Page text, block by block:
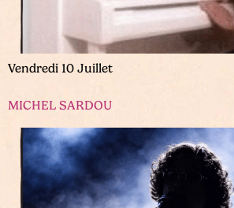
Vendredi 10 Juillet
MICHEL SARDOU